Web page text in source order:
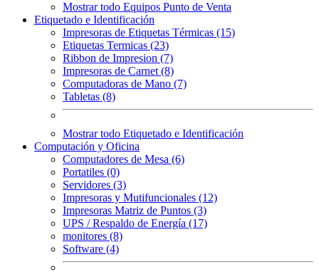
Mostrar todo Equipos Punto de Venta
Etiquetado e Identificación
Impresoras de Etiquetas Térmicas (15)
Etiquetas Termicas (23)
Ribbon de Impresion (7)
Impresoras de Carnet (8)
Computadoras de Mano (7)
Tabletas (8)
Mostrar todo Etiquetado e Identificación
Computación y Oficina
Computadores de Mesa (6)
Portatiles (0)
Servidores (3)
Impresoras y Mutifuncionales (12)
Impresoras Matriz de Puntos (3)
UPS / Respaldo de Energía (17)
monitores (8)
Software (4)